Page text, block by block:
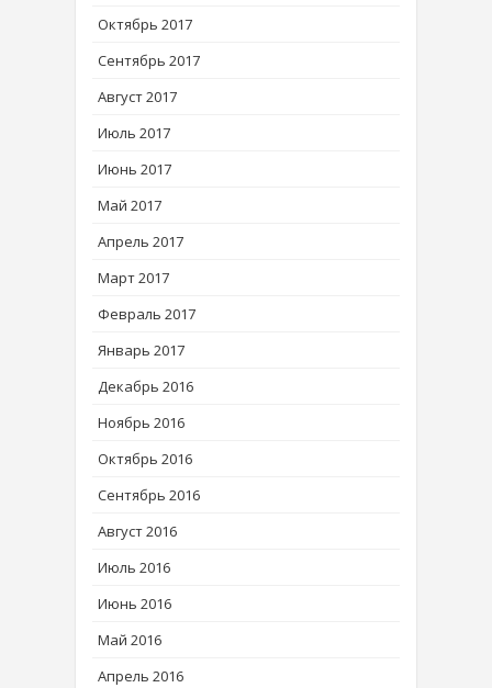
Октябрь 2017
Сентябрь 2017
Август 2017
Июль 2017
Июнь 2017
Май 2017
Апрель 2017
Март 2017
Февраль 2017
Январь 2017
Декабрь 2016
Ноябрь 2016
Октябрь 2016
Сентябрь 2016
Август 2016
Июль 2016
Июнь 2016
Май 2016
Апрель 2016